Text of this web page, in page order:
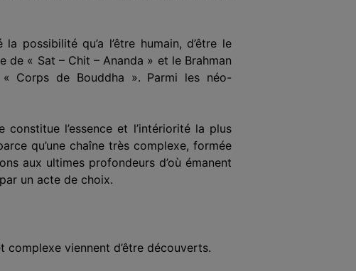
possibilité qu’a l’être humain, d’être le
« Sat – Chit – Ananda » et le Brahman
« Corps de Bouddha ». Parmi les néo-
l’essence et l’intériorité la plus
qu’une chaîne très complexe, formée
aux ultimes profondeurs d’où émanent
un acte de choix.
complexe viennent d’être découverts.